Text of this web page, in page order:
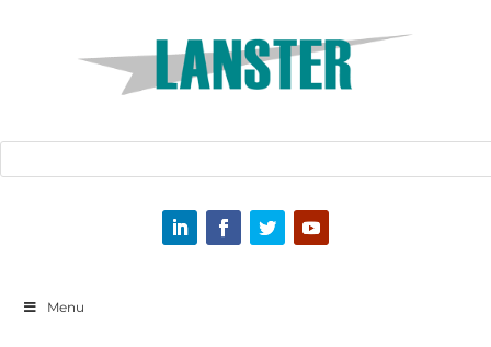
Menu